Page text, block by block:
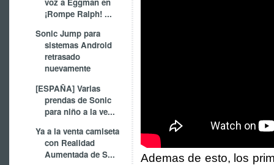
¡Rompe Ralph! ...
Sonic Jump para
sistemas Android
retrasado
nuevamente
[ESPAÑA] Varias
prendas de Sonic
para niño a la ve...
Ya a la venta camiseta
con Realidad
Aumentada de S...
Ademas de esto, los